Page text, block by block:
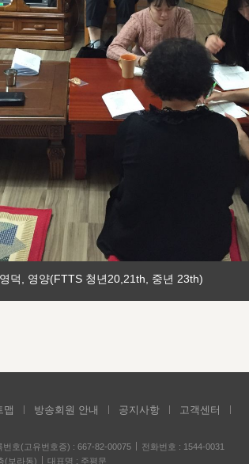
덕, 영양(FTTS 청년20,21th, 중년 23th)
맵 방송회원 안내 공지사항
고객센터
번호(고유번호증) : 667-82-00075
전화번호 : 1544-0031
(보라동)
대표명 : 주평문